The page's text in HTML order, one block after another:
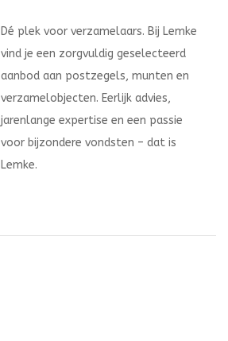
Dé plek voor verzamelaars. Bij Lemke
vind je een zorgvuldig geselecteerd
aanbod aan postzegels, munten en
verzamelobjecten. Eerlijk advies,
jarenlange expertise en een passie
voor bijzondere vondsten – dat is
Lemke.